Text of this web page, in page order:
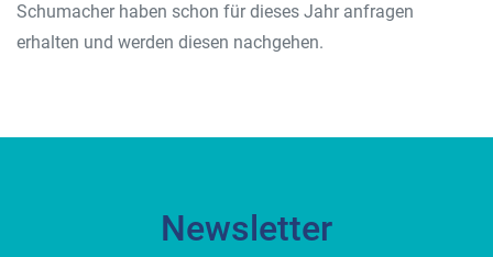
Schumacher haben schon für dieses Jahr anfragen
erhalten und werden diesen nachgehen.
Newsletter